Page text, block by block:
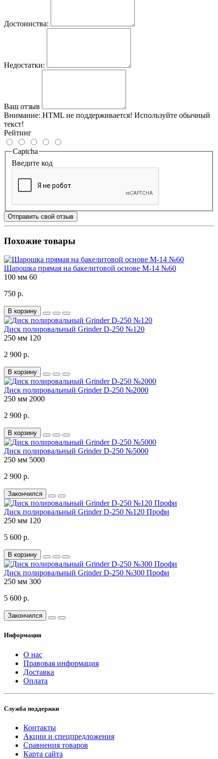
Достоинства:
Недостатки:
Ваш отзыв
Внимание: HTML не поддерживается! Используйте обычный
текст!
Рейтинг
Captcha
Введите код
Отправить свой отзыв
Похожие товары
Шарошка прямая на бакелитовой основе M-14 №60
100 мм 60
750 р.
В корзину
Диск полировальный Grinder D-250 №120
250 мм 120
2 900 р.
В корзину
Диск полировальный Grinder D-250 №2000
250 мм 2000
2 900 р.
В корзину
Диск полировальный Grinder D-250 №5000
250 мм 5000
2 900 р.
Закончился
Диск полировальный Grinder D-250 №120 Профи
250 мм 120
5 600 р.
В корзину
Диск полировальный Grinder D-250 №300 Профи
250 мм 300
5 600 р.
Закончился
Информация
О нас
Правовая информация
Доставка
Оплата
Служба поддержки
Контакты
Акции и спецпредложения
Сравнения товаров
Карта сайта